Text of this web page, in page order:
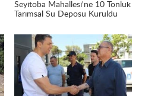
Seyitoba Mahallesi'ne 10 Tonluk
Tarımsal Su Deposu Kuruldu